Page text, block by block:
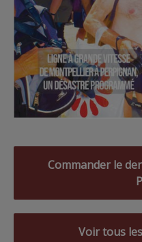
Commander le
Voir tous